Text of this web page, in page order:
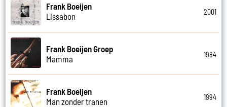
Frank Boeijen
Lissabon
2001
Frank Boeijen Groep
Mamma
1984
Frank Boeijen
Man zonder tranen
1994